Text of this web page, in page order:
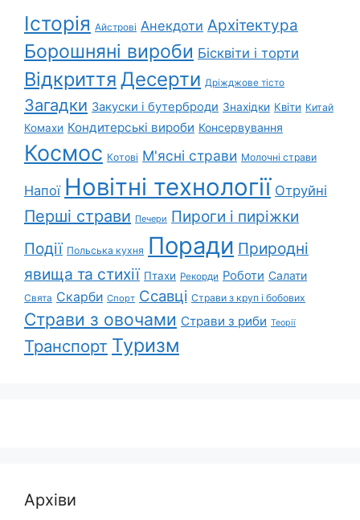
Історія Айстрові Анекдоти Архітектура
Борошняні вироби Бісквіти і торти
Відкриття Десерти Дріжджове тісто
Загадки Закуски і бутерброди Знахідки Квіти Китай
Комахи Кондитерські вироби Консервування
Космос Котові М'ясні страви Молочні страви
Напої Новітні технології Отруйні
Перші страви Печери Пироги і пиріжки
Події Польська кухня Поради Природні
явища та стихії Птахи Рекорди Роботи Салати
Свята Скарби Спорт Ссавці Страви з круп і бобових
Страви з овочами Страви з риби Теорії
Транспорт Туризм
Архіви